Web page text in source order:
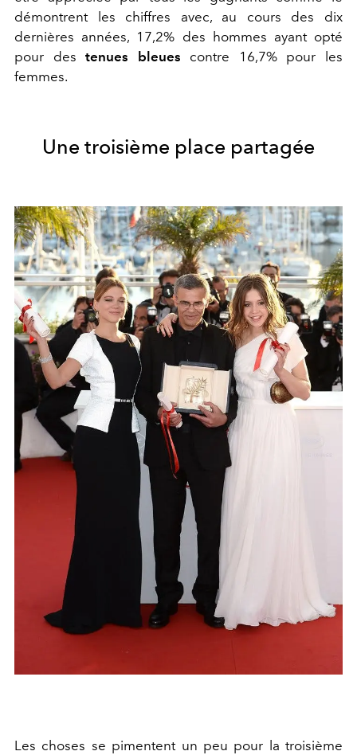
démontrent les chiffres avec, au cours des dix
dernières années, 17,2% des hommes ayant opté
pour destenues bleues contre 16,7% pour les
femmes.
Une troisième place partagée
Les choses se pimentent un peu pour la troisième